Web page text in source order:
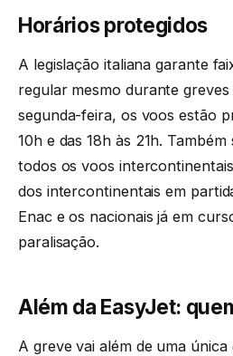
Horários protegidos
A legislação italiana garante
regular mesmo durante
segunda-feira, os voos estão
10h e das 18h às 21h. Também
todos os voos
dos intercontinentais em
Enac e os nacionais já em
paralisação.
Além da EasyJet:
A greve vai além de uma única